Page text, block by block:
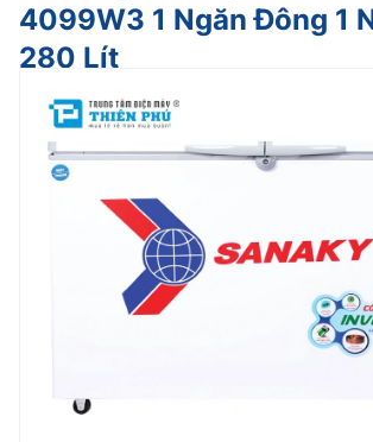
4099W3 1 Ngăn Đông 1
280 Lít